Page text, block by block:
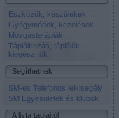
Eszközök, készülékek
Gyógymódok, kezelések
Mozgásterápiák
Táplálkozás, táplálék-
kiegészítők
Segíthetnek
SM-es Telefonos lelkisegély
SM Egyesületek és klubok
A lista tagjaitól